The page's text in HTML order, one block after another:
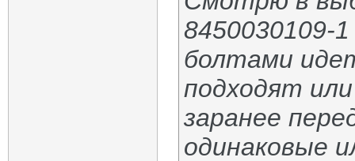
8450030109-
болтами
подходят
заранее
одинаковые